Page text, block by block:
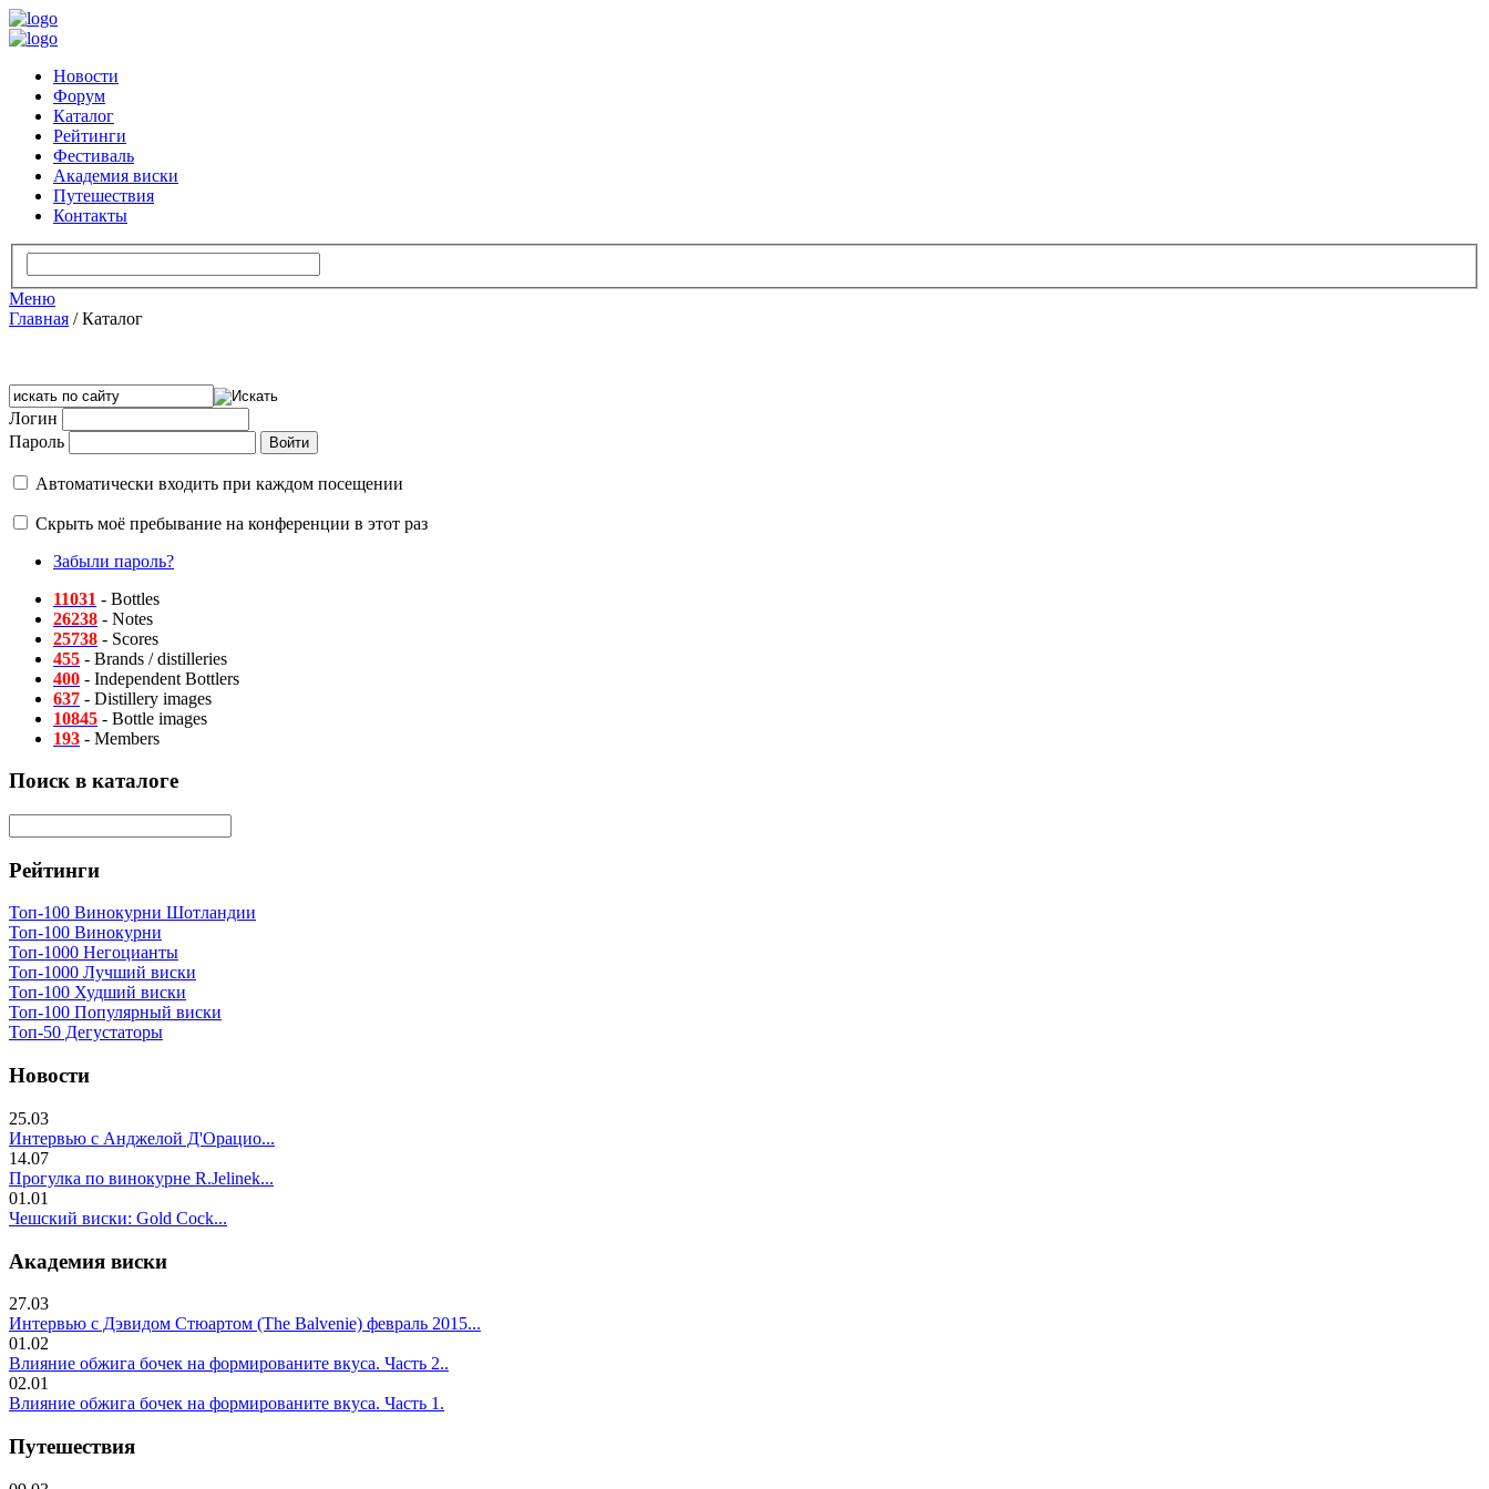
Новости
Форум
Каталог
Рейтинги
Фестиваль
Академия виски
Путешествия
Контакты
Меню
Главная /Каталог
Логин
Пароль
Автоматически входить при каждом посещении
Скрыть моё пребывание на конференции в этот раз
Забыли пароль?
11031 - Bottles
26238 - Notes
25738 - Scores
455 - Brands / distilleries
400 - Independent Bottlers
637 - Distillery images
10845 - Bottle images
193 - Members
Поиск в каталоге
Рейтинги
Топ-100 Винокурни Шотландии
Топ-100 Винокурни
Топ-1000 Негоцианты
Топ-1000 Лучший виски
Топ-100 Худший виски
Топ-100 Популярный виски
Топ-50 Дегустаторы
Новости
25.03
Интервью с Анджелой Д'Орацио...
14.07
Прогулка по винокурне R.Jelinek...
01.01
Чешский виски: Gold Cock...
Академия виски
27.03
Интервью с Дэвидом Стюартом (The Balvenie) февраль 2015...
01.02
Влияние обжига бочек на формированите вкуса. Часть 2..
02.01
Влияние обжига бочек на формированите вкуса. Часть 1.
Путешествия